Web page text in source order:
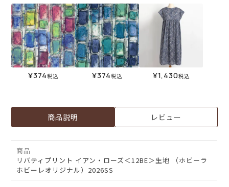
¥374税込 ¥374税込 ¥1,430税込
商品説明 レビュー
商品
リバティプリント イアン・ローズ＜12BE＞生地 （ホビーラ
ホビーレオリジナル）2026SS